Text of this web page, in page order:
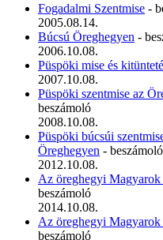
Fogadalmi Szentmise -
2005.08.14.
Búcsú Öreghegyen -
2006.10.08.
Püspöki mise és
2007.10.08.
Püspöki szentmise az
beszámoló
2008.10.08.
Püspöki búcsúi
Öreghegyen - beszámoló
2012.10.08.
Az öreghegyi Magyarok
beszámoló
2014.10.08.
Az öreghegyi Magyarok
beszámoló